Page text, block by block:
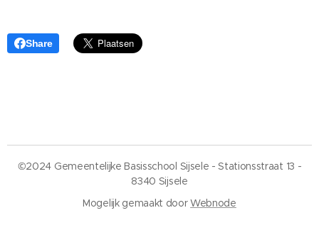
Share
©2024 Gemeentelijke Basisschool Sijsele - Stationsstraat 13 -
8340 Sijsele
Mogelijk gemaakt doorWebnode